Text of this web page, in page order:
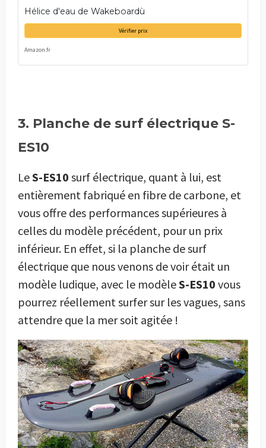
Hélice d'eau de Wakeboardù
Vérifier prix
Amazon.fr
3. Planche de surf électrique S-
ES10
LeS-ES10 surf électrique, quant à lui, est
entièrement fabriqué en fibre de carbone, et
vous offre des performances supérieures à
celles du modèle précédent, pour un prix
inférieur. En effet, si la planche de surf
électrique que nous venons de voir était un
modèle ludique, avec le modèleS-ES10 vous
pourrez réellement surfer sur les vagues, sans
attendre que la mer soit agitée !